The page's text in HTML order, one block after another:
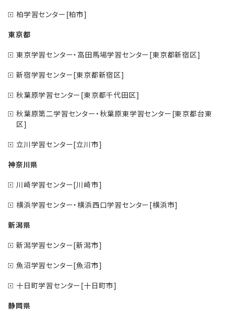
柏学習センター[柏市]
東京都
東京学習センター・高田馬場学習センター[東京都新宿区]
新宿学習センター[東京都新宿区]
秋葉原学習センター[東京都千代田区]
秋葉原第二学習センター・秋葉原東学習センター[東京都台東
区]
立川学習センター[立川市]
神奈川県
川崎学習センター[川崎市]
横浜学習センター・横浜西口学習センター[横浜市]
新潟県
新潟学習センター[新潟市]
魚沼学習センター[魚沼市]
十日町学習センター[十日町市]
静岡県